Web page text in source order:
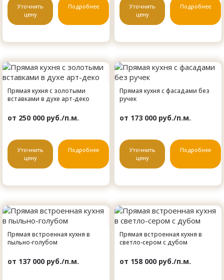
Уточнить
цену
Подробнее
Уточнить
цену
Подробнее
Прямая кухня с золотыми
вставками в духе арт-деко
от 250 000 руб./п.м.
Уточнить
цену
Подробнее
Прямая кухня с фасадами без
ручек
от 173 000 руб./п.м.
Уточнить
цену
Подробнее
Прямая встроенная кухня в
пыльно-голубом
от 137 000 руб./п.м.
Прямая встроенная кухня в
светло-сером с дубом
от 158 000 руб./п.м.